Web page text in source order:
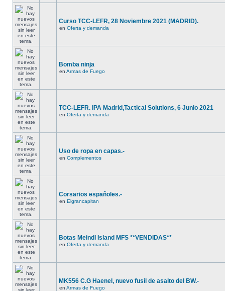
Curso TCC-LEFR, 28 Noviembre 2021 (MADRID).
en Oferta y demanda
Bomba ninja
en Armas de Fuego
TCC-LEFR. IPA Madrid,Tactical Solutions, 6 Junio 2021
en Oferta y demanda
Uso de ropa en capas.-
en Complementos
Corsarios españoles.-
en Elgrancapitan
Botas Meindl Island MFS **VENDIDAS**
en Oferta y demanda
MK556 C.G Haenel, nuevo fusil de asalto del BW.-
en Armas de Fuego